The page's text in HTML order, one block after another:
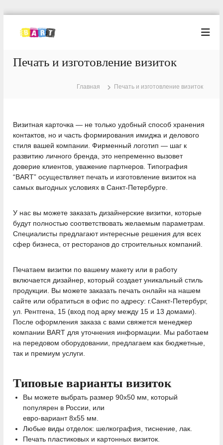
о
и
я
Б
а
р
т
г
а
р
т
Печать и изготовление визиток
Главная Печать и изготовление визиток
Визитная карточка — не только удобный способ хранения
контактов, но и часть формирования имиджа и делового
стиля вашей компании. Фирменный логотип — шаг к
развитию личного бренда, это непременно вызовет
доверие клиентов, уважение партнеров. Типография
“BART” осуществляет печать и изготовление визиток на
самых выгодных условиях в Санкт-Петербурге.
У нас вы можете заказать дизайнерские визитки, которые
будут полностью соответствовать желаемым параметрам.
Специалисты предлагают интересные решения для всех
сфер бизнеса, от ресторанов до строительных компаний.
Печатаем визитки по вашему макету или в работу
включается дизайнер, который создает уникальный стиль
продукции. Вы можете заказать печать онлайн на нашем
сайте или обратиться в офис по адресу: г.Санкт-Петербург,
ул. Рентгена, 15 (вход под арку между 15 и 13 домами).
После оформления заказа с вами свяжется менеджер
компании BART для уточнения информации. Мы работаем
на передовом оборудовании, предлагаем как бюджетные,
так и премиум услуги.
Типовые варианты визиток
Вы можете выбрать размер 90х50 мм, который
популярен в России, или
евро-вариант 8х55 мм.
Любые виды отделок: шелкография, тиснение, лак.
Печать пластиковых и картонных визиток.